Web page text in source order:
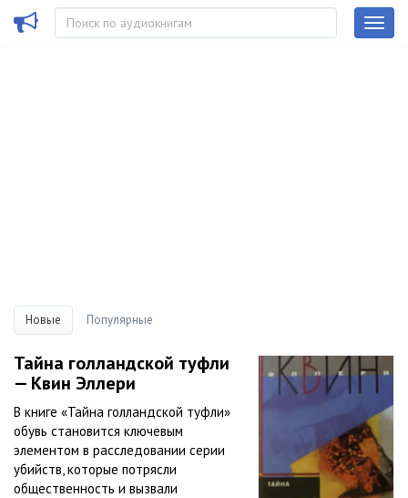
Новые Популярные
Тайна голландской туфли
— Квин Эллери
В книге «Тайна голландской туфли»
обувь становится ключевым
элементом в расследовании серии
убийств, которые потрясли
общественность и вызвали